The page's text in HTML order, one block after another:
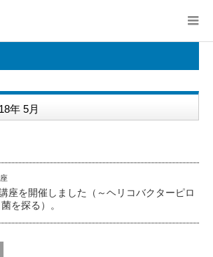
年 5月
座を開催しました（～ヘリコバクターピロ
を探る）。